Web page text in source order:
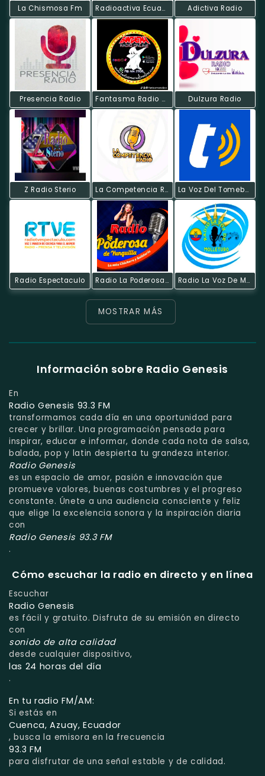
La Chismosa Fm Radioactiva Ecuador Adictiva Radio
Presencia Radio Fantasma Radio Online Dulzura Radio
Z Radio Sterio La Competencia Radio La Voz Del Tomebamba
Radio Espectaculo Radio La Poderosa De Yunquilla Radio La Voz De Molleturo
MOSTRAR MÁS
Información sobre Radio Genesis
En
Radio Genesis 93.3 FM
transformamos cada día en una oportunidad para
crecer y brillar. Una programación pensada para
inspirar, educar e informar, donde cada nota de salsa,
balada, pop y latin despierta tu grandeza interior.
Radio Genesis
es un espacio de amor, pasión e innovación que
promueve valores, buenas costumbres y el progreso
constante. Únete a una audiencia consciente y feliz
que elige la excelencia sonora y la inspiración diaria
con
Radio Genesis 93.3 FM
.
Cómo escuchar la radio en directo y en línea
Escuchar
Radio Genesis
es fácil y gratuito. Disfruta de su emisión en directo
con
sonido de alta calidad
desde cualquier dispositivo,
las 24 horas del día
.
En tu radio FM/AM:
Si estás en
Cuenca, Azuay, Ecuador
, busca la emisora en la frecuencia
93.3 FM
para disfrutar de una señal estable y de calidad.